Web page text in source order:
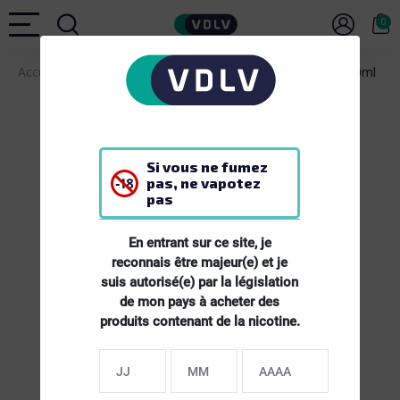
Si vous ne fumez
pas, ne vapotez
pas
En entrant sur ce site, je
reconnais être majeur(e) et je
suis autorisé(e) par la législation
de mon pays à acheter des
produits contenant de la nicotine.
0
Accueil E-LIQUIDES E-liquide PAB Framboise Bleue - 50ml